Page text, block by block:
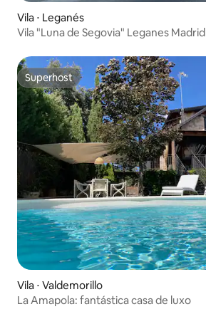
Vila ⋅ Leganés
Vila "Luna de Segovia" Leganes Madrid
Superhost
Superhost
Vila ⋅ Valdemorillo
La Amapola: fantástica casa de luxo